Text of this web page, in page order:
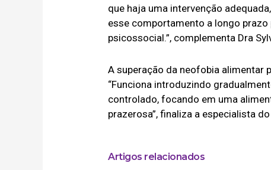
que haja uma intervenção
esse comportamento a longo
psicossocial.”, complementa Dra
A superação da neofobia alimentar
“Funciona introduzindo
controlado, focando em uma
prazerosa”, finaliza a especialista do
Artigos relacionados